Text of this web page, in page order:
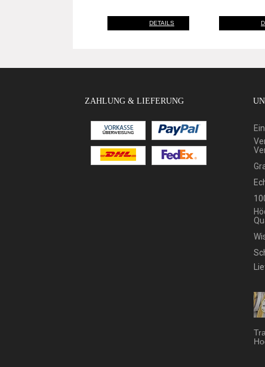
DETAILS
ZAHLUNG & LIEFERUNG